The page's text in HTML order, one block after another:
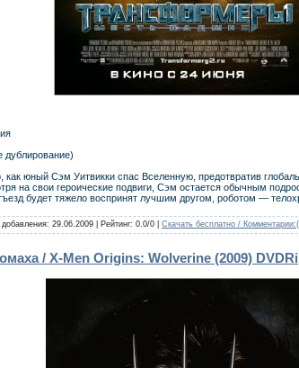
дублирование)
как юный Сэм Уитвикки спас Вселенную, предотвратив
на свои героические подвиги, Сэм остается обычным
будет тяжело воспринят лучшим другом, роботом —
29.06.2009 | Рейтинг: 0.0/0 | Скачать бесплатно / Комментарии:
/ X-Men Origins: Wolverine (2009)